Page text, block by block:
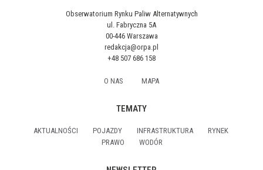
Obserwatorium Rynku Paliw Alternatywnych
ul. Fabryczna 5A
00-446 Warszawa
redakcja@orpa.pl
+48 507 686 158
O NAS MAPA
TEMATY
AKTUALNOŚCI POJAZDY INFRASTRUKTURA
RYNEK
PRAWO
WODÓR